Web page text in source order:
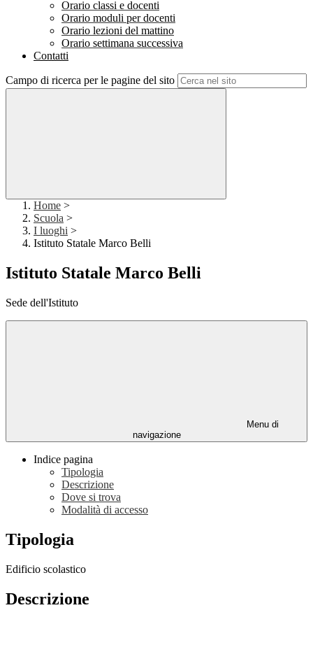
Orario classi e docenti
Orario moduli per docenti
Orario lezioni del mattino
Orario settimana successiva
Contatti
Campo di ricerca per le pagine del sito
Home >
Scuola >
I luoghi >
Istituto Statale Marco Belli
Istituto Statale Marco Belli
Sede dell'Istituto
Menu di
navigazione
Indice pagina
Tipologia
Descrizione
Dove si trova
Modalità di accesso
Tipologia
Edificio scolastico
Descrizione